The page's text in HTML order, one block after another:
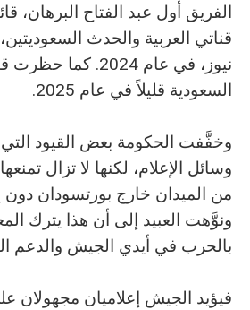
الفريق أول عبد الفتاح البرهان،
قناتي العربية والحدث
نيوز، في عام 2024.
السعودية قليلاً في عام 2025.
وخفَّفت الحكومة بعض القيود
وسائل الإعلام، لكنها لا تزال
من الميدان خارج بورتسودان
ونوَّهت العبيد إلى أن هذا يترك
بالحرب في أيدي الجيش والدعم
فيؤيد الجيش إعلاميان مجهولان